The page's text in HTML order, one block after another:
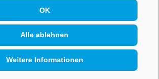
OK
Alle ablehnen
Weitere Informationen
COOKIE-RICHTLINIE
IT02473060214
QUICKLINKS